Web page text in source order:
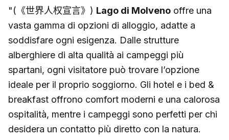
"(《世界人权宣言》) Lago di Molveno offre una
vasta gamma di opzioni di alloggio, adatte a
soddisfare ogni esigenza. Dalle strutture
alberghiere di alta qualità ai campeggi più
spartani, ogni visitatore può trovare l’opzione
ideale per il proprio soggiorno. Gli hotel e i bed &
breakfast offrono comfort moderni e una calorosa
ospitalità, mentre i campeggi sono perfetti per chi
desidera un contatto più diretto con la natura.